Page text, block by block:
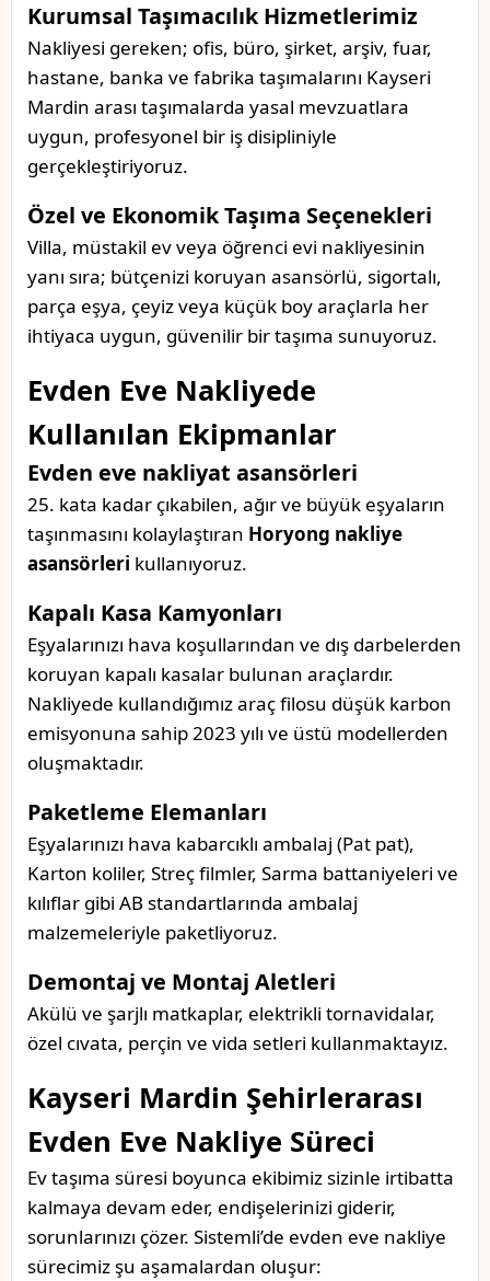
Kurumsal Taşımacılık Hizmetlerimiz
Nakliyesi gereken; ofis, büro, şirket, arşiv, fuar,
hastane, banka ve fabrika taşımalarını Kayseri
Mardin arası taşımalarda yasal mevzuatlara
uygun, profesyonel bir iş disipliniyle
gerçekleştiriyoruz.
Özel ve Ekonomik Taşıma Seçenekleri
Villa, müstakil ev veya öğrenci evi nakliyesinin
yanı sıra; bütçenizi koruyan asansörlü, sigortalı,
parça eşya, çeyiz veya küçük boy araçlarla her
ihtiyaca uygun, güvenilir bir taşıma sunuyoruz.
Evden Eve Nakliyede
Kullanılan Ekipmanlar
Evden eve nakliyat asansörleri
25. kata kadar çıkabilen, ağır ve büyük eşyaların
taşınmasını kolaylaştıran Horyong nakliye
asansörleri kullanıyoruz.
Kapalı Kasa Kamyonları
Eşyalarınızı hava koşullarından ve dış darbelerden
koruyan kapalı kasalar bulunan araçlardır.
Nakliyede kullandığımız araç filosu düşük karbon
emisyonuna sahip 2023 yılı ve üstü modellerden
oluşmaktadır.
Paketleme Elemanları
Eşyalarınızı hava kabarcıklı ambalaj (Pat pat),
Karton koliler, Streç filmler, Sarma battaniyeleri ve
kılıflar gibi AB standartlarında ambalaj
malzemeleriyle paketliyoruz.
Demontaj ve Montaj Aletleri
Akülü ve şarjlı matkaplar, elektrikli tornavidalar,
özel cıvata, perçin ve vida setleri kullanmaktayız.
Kayseri Mardin Şehirlerarası
Evden Eve Nakliye Süreci
Ev taşıma süresi boyunca ekibimiz sizinle irtibatta
kalmaya devam eder, endişelerinizi giderir,
sorunlarınızı çözer. Sistemli’de evden eve nakliye
sürecimiz şu aşamalardan oluşur: